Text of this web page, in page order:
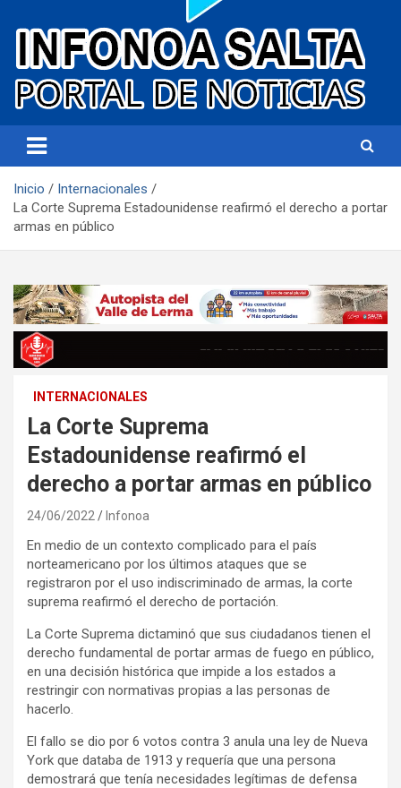
Infonoa Salta
Inicio
Internacionales
La Corte Suprema Estadounidense reafirmó el derecho a portar
armas en público
INTERNACIONALES
La Corte Suprema
Estadounidense reafirmó el
derecho a portar armas en público
24/06/2022 Infonoa
En medio de un contexto complicado para el país
norteamericano por los últimos ataques que se
registraron por el uso indiscriminado de armas, la corte
suprema reafirmó el derecho de portación.
La Corte Suprema dictaminó que sus ciudadanos tienen el
derecho fundamental de portar armas de fuego en público,
en una decisión histórica que impide a los estados a
restringir con normativas propias a las personas de
hacerlo.
El fallo se dio por 6 votos contra 3 anula una ley de Nueva
York que databa de 1913 y requería que una persona
demostrará que tenía necesidades legítimas de defensa